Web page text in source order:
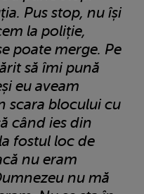
Pus stop, nu își
la poliție,
poate merge. Pe
să îmi pună
eu aveam
scara blocului cu
când ies din
fostul loc de
nu eram
nu mă